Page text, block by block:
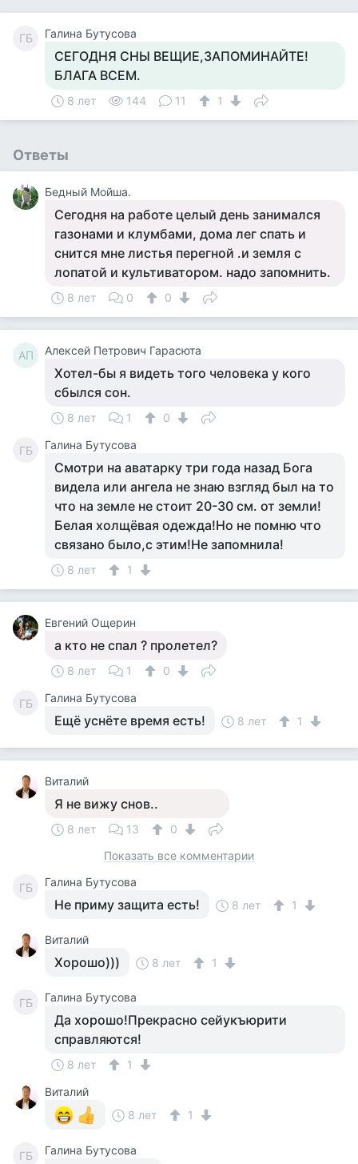
ГБ Галина Бутусова
СЕГОДНЯ СНЫ ВЕЩИЕ,ЗАПОМИНАЙТЕ!
БЛАГА ВСЕМ.
8 лет 144 11 1
Ответы
Бедный Мойша.
Сегодня на работе целый день занимался
газонами и клумбами, дома лег спать и
снится мне листья перегной .и земля с
лопатой и культиватором. надо запомнить.
8 лет 0 0
АП Алексей Петрович Гарасюта
Хотел-бы я видеть того человека у кого
сбылся сон.
8 лет 1 0
ГБ Галина Бутусова
Смотри на аватарку три года назад Бога
видела или ангела не знаю взгляд был на то
что на земле не стоит 20-30 см. от земли!
Белая холщёвая одежда!Но не помню что
связано было,с этим!Не запомнила!
8 лет 1
Евгений Ощерин
а кто не спал ? пролетел?
8 лет 1 0
ГБ Галина Бутусова
Ещё уснёте время есть! 8 лет 1
Виталий
Я не вижу снов..
8 лет 13
0
Показать все комментарии
ГБ Галина Бутусова
Не приму защита есть! 8 лет 1
Виталий
Хорошо))) 8 лет 1
ГБ Галина Бутусова
Да хорошо!Прекрасно сейукъюрити
справляются!
8 лет
1
Виталий
8 лет
1
ГБ Галина Бутусова